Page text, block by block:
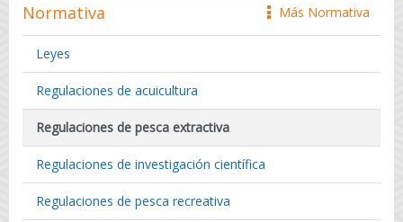
icono
Más Normativa
Normativa
Leyes
Regulaciones de acuicultura
Regulaciones de pesca extractiva
Regulaciones de investigación científica
Regulaciones de pesca recreativa